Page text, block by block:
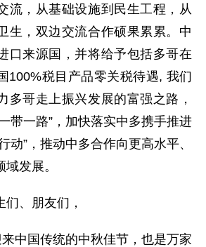
流，从基础设施到民生工程，从
生，双边交流合作硕果累累。中
口来源国，并将给予包括多哥在
100%税目产品零关税待遇, 我们
多哥走上振兴发展的富强之路，
带一路”，加快落实中多携手推进
动”，推动中多合作向更高水平、
发展。
、朋友们，
中国传统的中秋佳节，也是万家